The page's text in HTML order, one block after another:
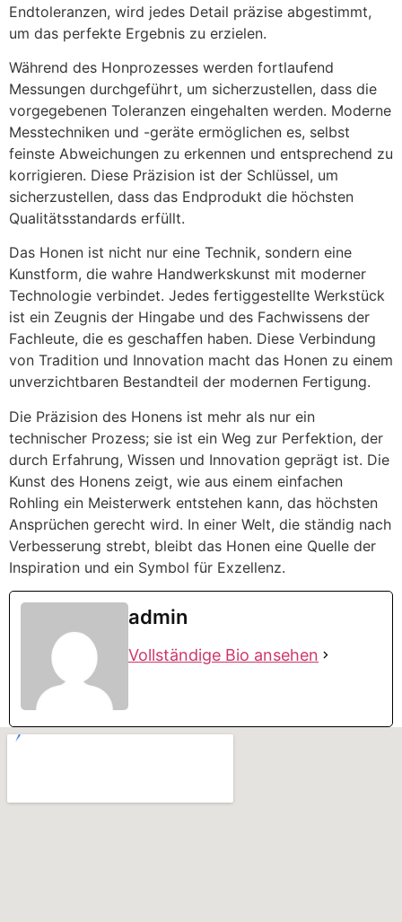
Endtoleranzen, wird jedes Detail präzise abgestimmt,
um das perfekte Ergebnis zu erzielen.
Während des Honprozesses werden fortlaufend
Messungen durchgeführt, um sicherzustellen, dass die
vorgegebenen Toleranzen eingehalten werden. Moderne
Messtechniken und -geräte ermöglichen es, selbst
feinste Abweichungen zu erkennen und entsprechend zu
korrigieren. Diese Präzision ist der Schlüssel, um
sicherzustellen, dass das Endprodukt die höchsten
Qualitätsstandards erfüllt.
Das Honen ist nicht nur eine Technik, sondern eine
Kunstform, die wahre Handwerkskunst mit moderner
Technologie verbindet. Jedes fertiggestellte Werkstück
ist ein Zeugnis der Hingabe und des Fachwissens der
Fachleute, die es geschaffen haben. Diese Verbindung
von Tradition und Innovation macht das Honen zu einem
unverzichtbaren Bestandteil der modernen Fertigung.
Die Präzision des Honens ist mehr als nur ein
technischer Prozess; sie ist ein Weg zur Perfektion, der
durch Erfahrung, Wissen und Innovation geprägt ist. Die
Kunst des Honens zeigt, wie aus einem einfachen
Rohling ein Meisterwerk entstehen kann, das höchsten
Ansprüchen gerecht wird. In einer Welt, die ständig nach
Verbesserung strebt, bleibt das Honen eine Quelle der
Inspiration und ein Symbol für Exzellenz.
admin
Vollständige Bio ansehen